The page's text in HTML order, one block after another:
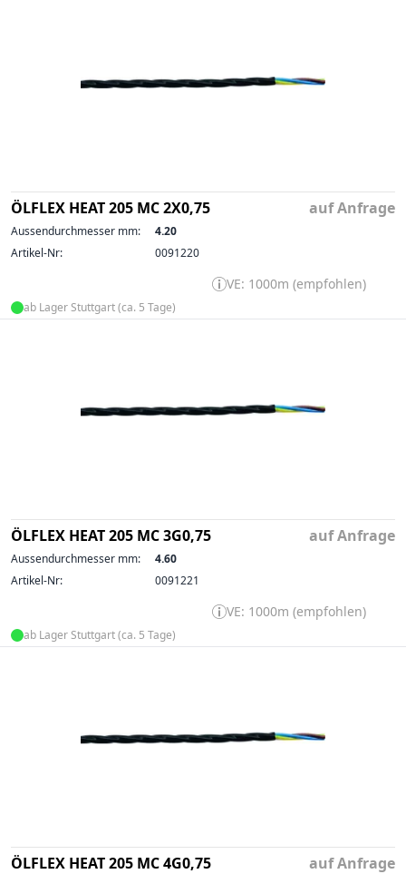
ÖLFLEX HEAT 205 MC 2X0,75 auf Anfrage
Aussendurchmesser mm:
4.20
Artikel-Nr:
0091220
VE: 1000m (empfohlen)
ab Lager Stuttgart (ca. 5 Tage)
ÖLFLEX HEAT 205 MC 3G0,75 auf Anfrage
Aussendurchmesser mm:
4.60
Artikel-Nr:
0091221
VE: 1000m (empfohlen)
ab Lager Stuttgart (ca. 5 Tage)
ÖLFLEX HEAT 205 MC 4G0,75 auf Anfrage